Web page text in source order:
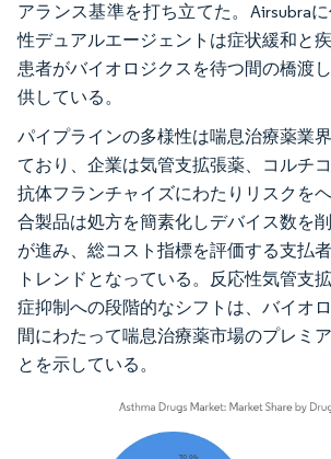
アランス基準を打ち立てた。Airsubra
性デュアルエージェントは症状緩和と
患者がバイオロジクスを待つ間の橋渡
供している。
パイプラインの多様性は喘息治療薬業
ており、企業は気管支拡張薬、コルチ
抗体フランチャイズにわたりリスクを
合製品は処方を簡素化しデバイス数を
が進み、総コスト指標を評価する支払
トレンドとなっている。反応性気管支
症抑制への段階的なシフトは、バイオ
間にわたって喘息治療薬市場のプレミ
とを示している。